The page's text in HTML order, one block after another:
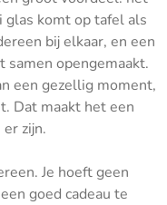
glas komt op tafel als
bij elkaar, en een
opengemaakt.
een gezellig moment,
Dat maakt het een
zijn.
Je hoeft geen
goed cadeau te